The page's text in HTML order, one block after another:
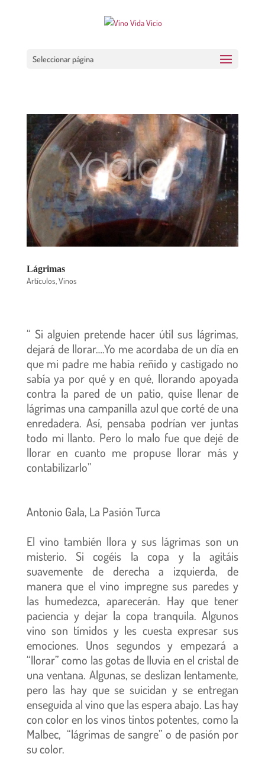
Seleccionar página
Lágrimas
Artículos,Vinos
“ Si alguien pretende hacer útil sus lágrimas,
dejará de llorar….Yo me acordaba de un día en
que mi padre me había reñido y castigado no
sabía ya por qué y en qué, llorando apoyada
contra la pared de un patio, quise llenar de
lágrimas una campanilla azul que corté de una
enredadera. Así, pensaba podrían ver juntas
todo mi llanto. Pero lo malo fue que dejé de
llorar en cuanto me propuse llorar más y
contabilizarlo”
Antonio Gala, La Pasión Turca
El vino también llora y sus lágrimas son un
misterio. Si cogéis la copa y la agitáis
suavemente de derecha a izquierda, de
manera que el vino impregne sus paredes y
las humedezca, aparecerán. Hay que tener
paciencia y dejar la copa tranquila. Algunos
vino son tímidos y les cuesta expresar sus
emociones. Unos segundos y empezará a
“llorar” como las gotas de lluvia en el cristal de
una ventana. Algunas, se deslizan lentamente,
pero las hay que se suicidan y se entregan
enseguida al vino que las espera abajo. Las hay
con color en los vinos tintos potentes, como la
Malbec, “lágrimas de sangre” o de pasión por
su color.